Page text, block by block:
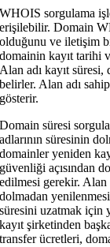
WHOIS sorgulama
erişilebilir. Domain
olduğunu ve iletişim
domainin kayıt tarihi
Alan adı kayıt süresi,
belirler. Alan adı
gösterir.
Domain süresi
adlarının süresinin
domainler yeniden
güvenliği açısından
edilmesi gerekir. Alan
dolmadan
süresini uzatmak için
kayıt şirketinden
transfer ücretleri,